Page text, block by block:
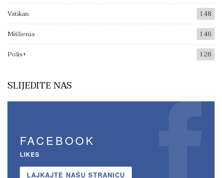
Vatikan
148
Mišljenja
146
Polis+
126
SLIJEDITE NAS
FACEBOOK
LIKES
LAJKAJTE NAŠU STRANICU